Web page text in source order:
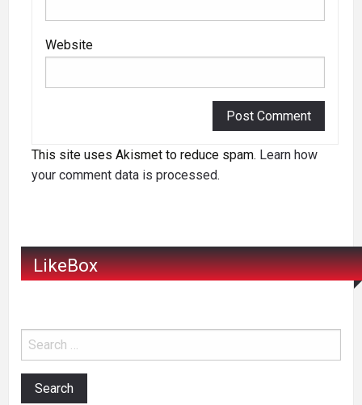
Website
This site uses Akismet to reduce spam. Learn how
your comment data is processed.
LikeBox